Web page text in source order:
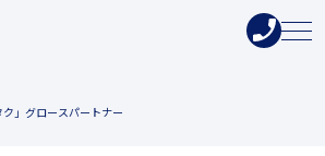
ク」グロースパートナー